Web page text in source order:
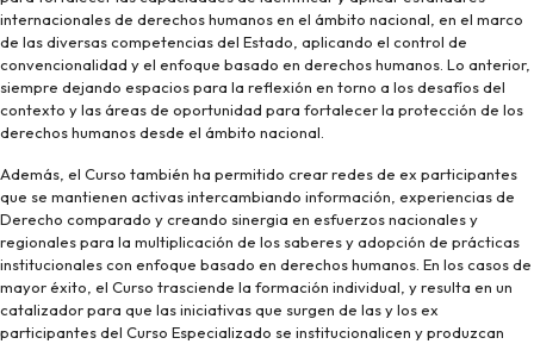
internacionales de derechos humanos en el ámbito nacional, en el marco
de las diversas competencias del Estado, aplicando el control de
convencionalidad y el enfoque basado en derechos humanos. Lo anterior,
siempre dejando espacios para la reflexión en torno a los desafíos del
contexto y las áreas de oportunidad para fortalecer la protección de los
derechos humanos desde el ámbito nacional.
Además, el Curso también ha permitido crear redes de ex participantes
que se mantienen activas intercambiando información, experiencias de
Derecho comparado y creando sinergia en esfuerzos nacionales y
regionales para la multiplicación de los saberes y adopción de prácticas
institucionales con enfoque basado en derechos humanos. En los casos de
mayor éxito, el Curso trasciende la formación individual, y resulta en un
catalizador para que las iniciativas que surgen de las y los ex
participantes del Curso Especializado se institucionalicen y produzcan